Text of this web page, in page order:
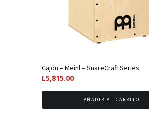
Cajón – Meinl – SnareCraft Series
L5,815.00
AÑADIR AL CARRITO